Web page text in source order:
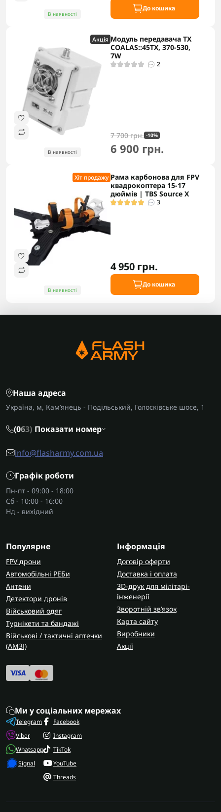
В наявності
До кошика
Акцiя
В наявності
Модуль передавача TX
COALAS::45TX, 370-530,
7W
2
7 700 грн. -10%
6 900 грн.
Хіт продажу
В наявності
Рама карбонова для FPV
квадрокоптера 15-17
дюймів | TBS Source X
3
4 950 грн.
До кошика
Наша адреса
Україна, м, Кам’янець - Подільський, Голосківське шосе, 1
(063) Показати номер
info@flasharmy.com.ua
Графік роботи
Пн-пт - 09:00 - 18:00
Сб - 10:00 - 16:00
Нд - вихідний
Популярне
FPV дрони
Автомобільні РЕБи
Антени
Детектори дронів
Військовий одяг
Турнікети та бандажі
Військові / тактичні аптечки
(AMЗІ)
Інформація
Договір оферти
Доставка і оплата
3D-друк для мілітарі-
інженерії
Зворотній зв’язок
Карта сайту
Виробники
Акції
Ми у соціальних мережах
Telegram
Viber
Whatsapp
Signal
Facebook
Instagram
TikTok
YouTube
Threads